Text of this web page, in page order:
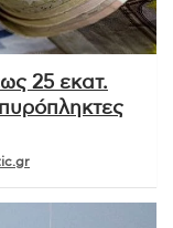
25 εκατ.